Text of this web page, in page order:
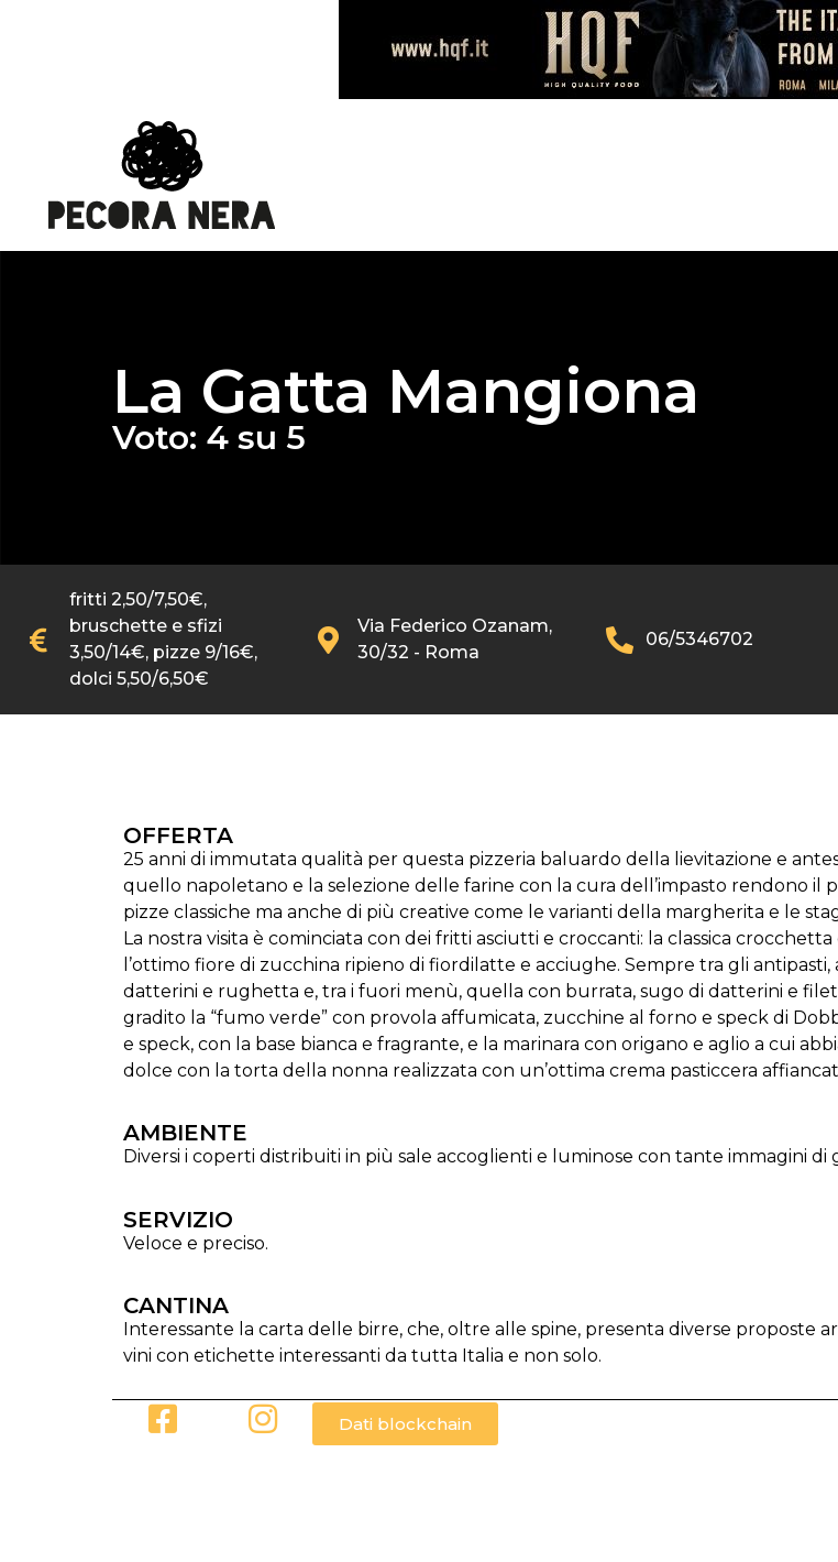
La Gatta Mangiona
Voto: 4 su 5
fritti 2,50/7,50€,
bruschette e sfizi
3,50/14€, pizze 9/16€,
dolci 5,50/6,50€
Via Federico Ozanam,
30/32 - Roma
06/5346702
OFFERTA
25 anni di immutata qualità per questa pizzeria baluardo della lievitazione e
quello napoletano e la selezione delle farine con la cura dell’impasto rendono il
pizze classiche ma anche di più creative come le varianti della margherita e le
La nostra visita è cominciata con dei fritti asciutti e croccanti: la classica
l’ottimo fiore di zucchina ripieno di fiordilatte e acciughe. Sempre tra gli
datterini e rughetta e, tra i fuori menù, quella con burrata, sugo di datterini e
gradito la “fumo verde” con provola affumicata, zucchine al forno e speck di
e speck, con la base bianca e fragrante, e la marinara con origano e aglio a cui
dolce con la torta della nonna realizzata con un’ottima crema pasticcera
AMBIENTE
Diversi i coperti distribuiti in più sale accoglienti e luminose con tante immagini
SERVIZIO
Veloce e preciso.
CANTINA
Interessante la carta delle birre, che, oltre alle spine, presenta diverse
vini con etichette interessanti da tutta Italia e non solo.
Dati blockchain